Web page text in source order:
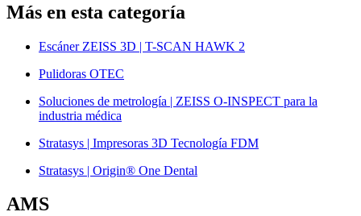
Más en esta categoría
Escáner ZEISS 3D | T-SCAN HAWK 2
Pulidoras OTEC
Soluciones de metrología | ZEISS O-INSPECT para la
industria médica
Stratasys | Impresoras 3D Tecnología FDM
Stratasys | Origin® One Dental
AMS